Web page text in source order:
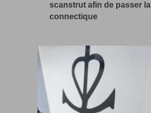
scanstrut afin de passer la
connectique